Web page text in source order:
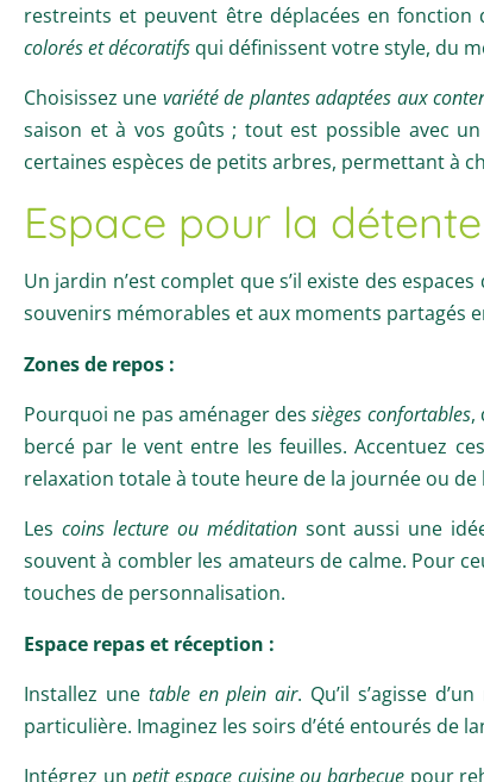
restreints et peuvent être déplacées en fonction
colorés et décoratifs qui définissent votre style, du
Choisissez une variété de plantes adaptées aux
saison et à vos goûts ; tout est possible avec
certaines espèces de petits arbres, permettant à
Espace pour la
Un jardin n’est complet que s’il existe des
souvenirs mémorables et aux moments partagés
Zones de repos :
Pourquoi ne pas aménager dessièges confortables,
bercé par le vent entre les feuilles. Accentuez
relaxation totale à toute heure de la journée ou de
Les coins lecture ou méditationsont aussi une
souvent à combler les amateurs de calme. Pour
touches de personnalisation.
Espace repas et réception :
Installez une table en plein air. Qu’il s’agisse
particulière. Imaginez les soirs d’été entourés de
Intégrez unpetit espace cuisine ou barbecue pour